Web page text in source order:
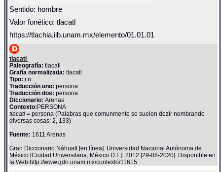
Sentido: hombre
Valor fonético: tlacatl
https://tlachia.iib.unam.mx/elemento/01.01.01
tlacatl
Paleografía: tlacatl
Grafía normalizada: tlacatl
Tipo: r.n.
Traducción uno: persona
Traducción dos: persona
Diccionario:Arenas
Contexto: PERSONA
tlacatl= persona (Palabras que comunmente se suelen dezir nombrando
diversas cosas: 2, 133)
Fuente: 1611 Arenas
Gran Diccionario Náhuatl [en línea]. Universidad Nacional Autónoma de
México [Ciudad Universitaria, México D.F.]: 2012 [29-08-2020]. Disponible en
la Web http://www.gdn.unam.mx/contexto/11615